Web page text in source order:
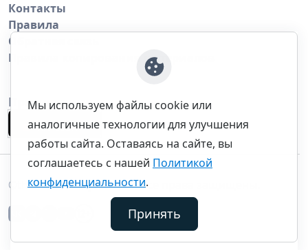
Контакты
Правила
Обратная связь
Правила копирования материалов
Приложение
©thecommunity.ru 2026. Все права защищены.
Мы используем файлы cookie или
аналогичные технологии для улучшения
работы сайта. Оставаясь на сайте, вы
соглашаетесь с нашей Политикой
конфиденциальности.
Принять